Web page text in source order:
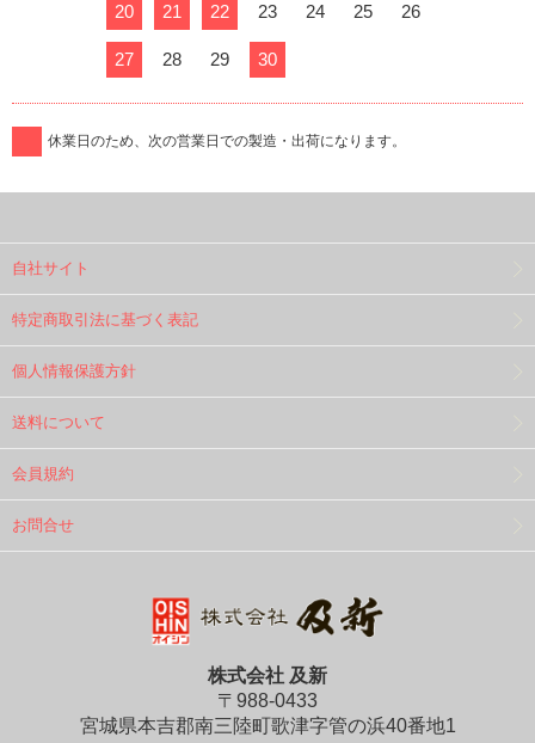
20 21 22 23 24 25 26
27 28 29 30
休業日のため、次の営業日での製造・出荷になります。
自社サイト
特定商取引法に基づく表記
個人情報保護方針
送料について
会員規約
お問合せ
株式会社 及新
〒988-0433
宮城県本吉郡南三陸町歌津字管の浜40番地1